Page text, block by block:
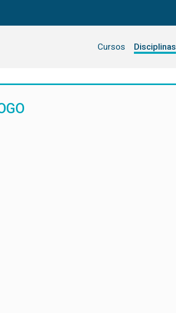
Cursos Disciplinas